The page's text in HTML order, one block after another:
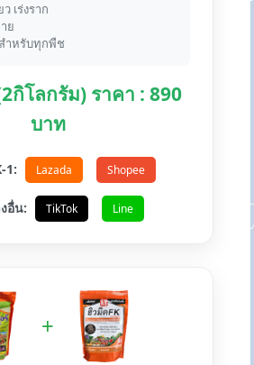
ว เร่งราก
ย
สำหรับทุกพืช
กิโลกรัม) ราคา : 890
บาท
1: Lazada Shopee
อื่น: TikTok Line
+